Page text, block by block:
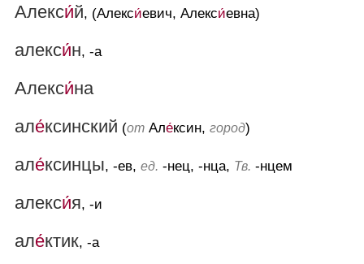
Алекси́й, (Алекси́евич, Алекси́евна)
алекси́н, -а
Алекси́на
але́ксинский (от Але́ксин, город)
але́ксинцы, -ев, ед. -нец, -нца, Тв. -нцем
алекси́я, -и
але́ктик, -а